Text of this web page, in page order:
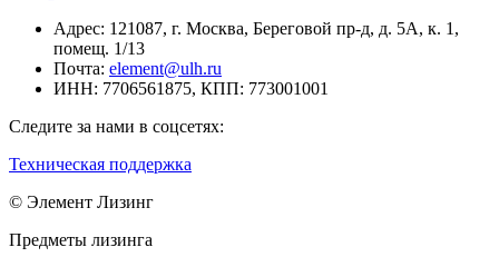
Адрес: 121087, г. Москва, Береговой пр-д, д. 5А, к. 1,
помещ. 1/13
Почта: element@ulh.ru
ИНН: 7706561875, КПП: 773001001
Следите за нами в соцсетях:
Техническая поддержка
© Элемент Лизинг
Предметы лизинга